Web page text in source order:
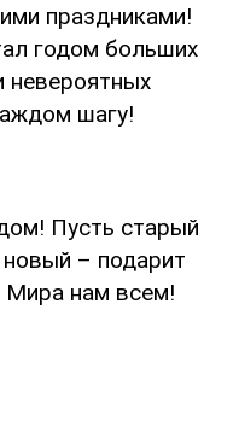
праздниками!
годом больших
невероятных
шагу!
Пусть старый
– подарит
Мира нам всем!